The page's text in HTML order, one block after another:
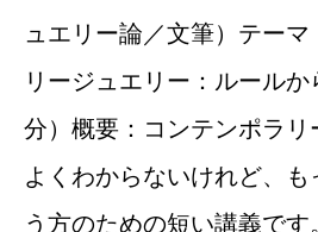
ュエリー論／文筆）テー
リージュエリー：ルール
分）概要：コンテンポラリ
よくわからないけれど、
う方のための短い講義で